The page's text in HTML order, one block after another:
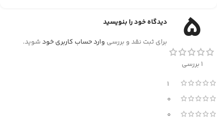
5
1 بررسی
1
0
0
دیدگاه خود را بنویسید
برای ثبت نقد و بررسی وارد حساب کاربری خودشوید.